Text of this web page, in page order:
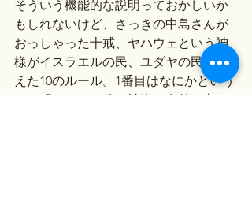
そういう機能的な説明っておかしいか
もしれないけど、さっきの中島さんが
おっしゃった十戒、ヤハウェという神
様がイスラエルの民、ユダヤの民に与
えた10のルール。1番目はなにかという
と、「みだりに他の神様の名前を言っ